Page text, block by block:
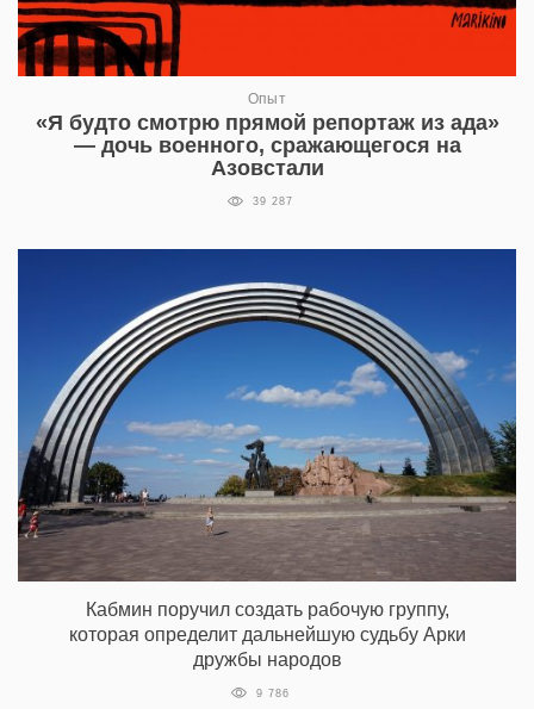
Опыт
«Я будто смотрю прямой репортаж из ада»
— дочь военного, сражающегося на
Азовстали
39 287
Кабмин поручил создать рабочую группу,
которая определит дальнейшую судьбу Арки
дружбы народов
9 786